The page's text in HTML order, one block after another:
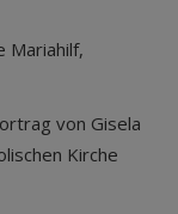
Mariahilf,
von Gisela
Kirche